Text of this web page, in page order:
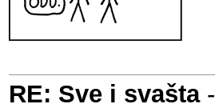
RE: Sve i svašta-